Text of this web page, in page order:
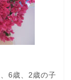
6歳、2歳の子